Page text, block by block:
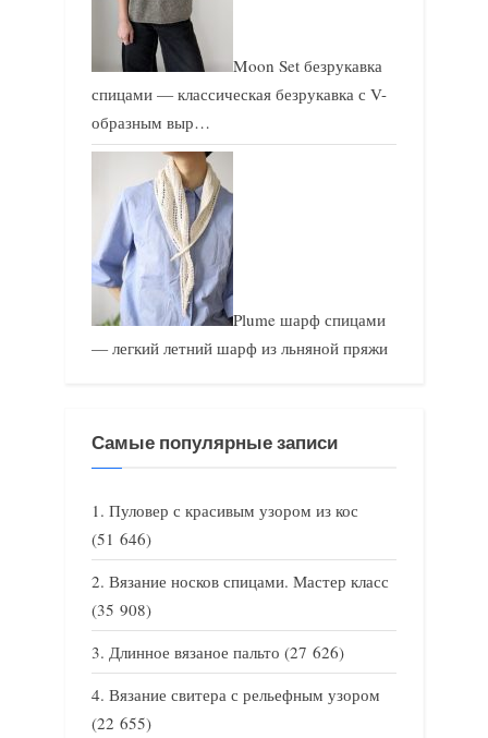
Moon Set безрукавка
спицами — классическая безрукавка с V-
образным выр…
Plume шарф спицами
— легкий летний шарф из льняной пряжи
Самые популярные записи
Пуловер с красивым узором из кос
(51 646)
Вязание носков спицами. Мастер класс
(35 908)
Длинное вязаное пальто (27 626)
Вязание свитера с рельефным узором
(22 655)